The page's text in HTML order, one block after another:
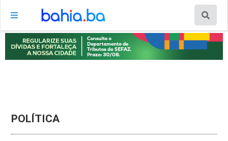
POLÍTICA